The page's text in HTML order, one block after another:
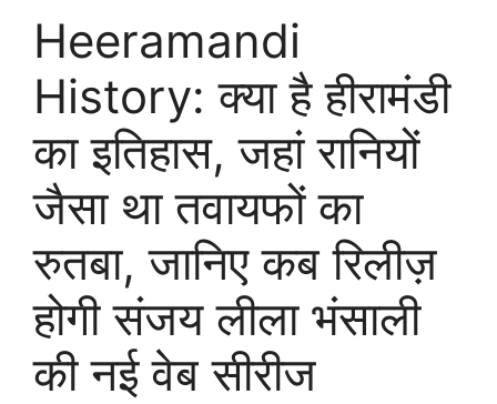
Heeramandi
History: क्या है हीरामंडी
का इतिहास, जहां रानियों
जैसा था तवायफों का
रुतबा, जानिए कब रिलीज़
होगी संजय लीला भंसाली
की नई वेब सीरीज